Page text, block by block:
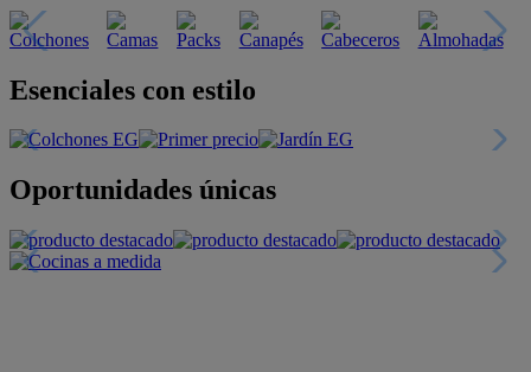
Esenciales con estilo
Oportunidades únicas